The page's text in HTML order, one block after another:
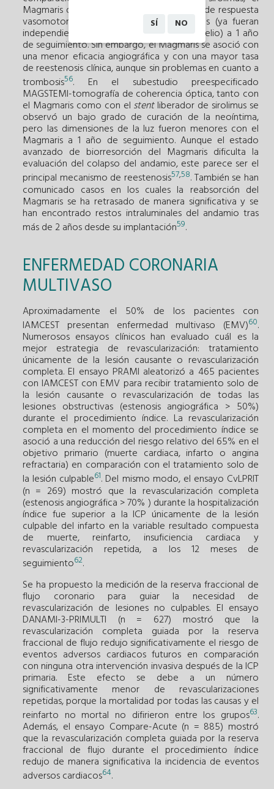
Magmaris demostró una mayor capacidad de respuesta
vasomotora a los agentes farmacológicos (ya fueran
independientes o dependientes del endotelio) a 1 año
de seguimiento. Sin embargo, el Magmaris se asoció con
una menor eficacia angiográfica y con una mayor tasa
de reestenosis clínica, aunque sin problemas en cuanto a
trombosis56. En el subestudio preespecificado
MAGSTEMI-tomografía de coherencia óptica, tanto con
el Magmaris como con el stentliberador de sirolimus se
observó un bajo grado de curación de la neoíntima,
pero las dimensiones de la luz fueron menores con el
Magmaris a 1 año de seguimiento. Aunque el estado
avanzado de biorresorción del Magmaris dificulta la
evaluación del colapso del andamio, este parece ser el
principal mecanismo de reestenosis57,58. También se han
comunicado casos en los cuales la reabsorción del
Magmaris se ha retrasado de manera significativa y se
han encontrado restos intraluminales del andamio tras
más de 2 años desde su implantación59.
ENFERMEDAD CORONARIA
MULTIVASO
Aproximadamente el 50% de los pacientes con
IAMCEST presentan enfermedad multivaso (EMV)60.
Numerosos ensayos clínicos han evaluado cuál es la
mejor estrategia de revascularización: tratamiento
únicamente de la lesión causante o revascularización
completa. El ensayo PRAMI aleatorizó a 465 pacientes
con IAMCEST con EMV para recibir tratamiento solo de
la lesión causante o revascularización de todas las
lesiones obstructivas (estenosis angiográfica > 50%)
durante el procedimiento índice. La revascularización
completa en el momento del procedimiento índice se
asoció a una reducción del riesgo relativo del 65% en el
objetivo primario (muerte cardiaca, infarto o angina
refractaria) en comparación con el tratamiento solo de
la lesión culpable61. Del mismo modo, el ensayo CvLPRIT
(n = 269) mostró que la revascularización completa
(estenosis angiográfica > 70% ) durante la hospitalización
índice fue superior a la ICP únicamente de la lesión
culpable del infarto en la variable resultado compuesta
de muerte, reinfarto, insuficiencia cardiaca y
revascularización repetida, a los 12 meses de
seguimiento62.
Se ha propuesto la medición de la reserva fraccional de
flujo coronario para guiar la necesidad de
revascularización de lesiones no culpables. El ensayo
DANAMI-3-PRIMULTI (n = 627) mostró que la
revascularización completa guiada por la reserva
fraccional de flujo redujo significativamente el riesgo de
eventos adversos cardiacos futuros en comparación
con ninguna otra intervención invasiva después de la ICP
primaria. Este efecto se debe a un número
significativamente menor de revascularizaciones
repetidas, porque la mortalidad por todas las causas y el
reinfarto no mortal no difirieron entre los grupos63.
Además, el ensayo Compare-Acute (n = 885) mostró
que la revascularización completa guiada por la reserva
fraccional de flujo durante el procedimiento índice
redujo de manera significativa la incidencia de eventos
adversos cardiacos64.
SÍ NO